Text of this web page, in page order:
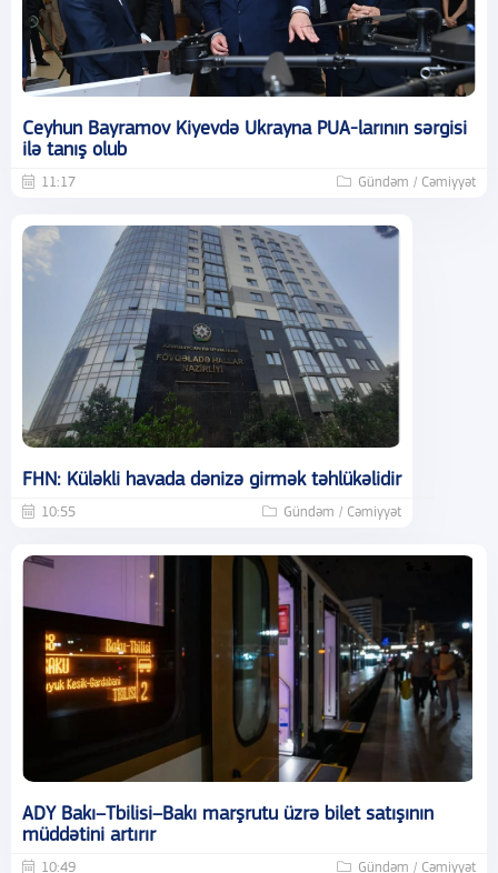
Ceyhun Bayramov Kiyevdə Ukrayna PUA-larının sərgisi
ilə tanış olub
11:17 Gündəm / Cəmiyyət
FHN: Küləkli havada dənizə girmək təhlükəlidir
10:55 Gündəm / Cəmiyyət
ADY Bakı–Tbilisi–Bakı marşrutu üzrə bilet satışının
müddətini artırır
10:49 Gündəm / Cəmiyyət